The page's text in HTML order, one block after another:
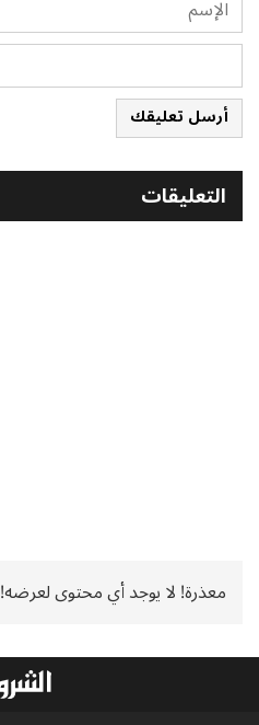
أرسل تعليقك
التعليقات
معذرة! لا يوجد أي محتوى لعرضه!